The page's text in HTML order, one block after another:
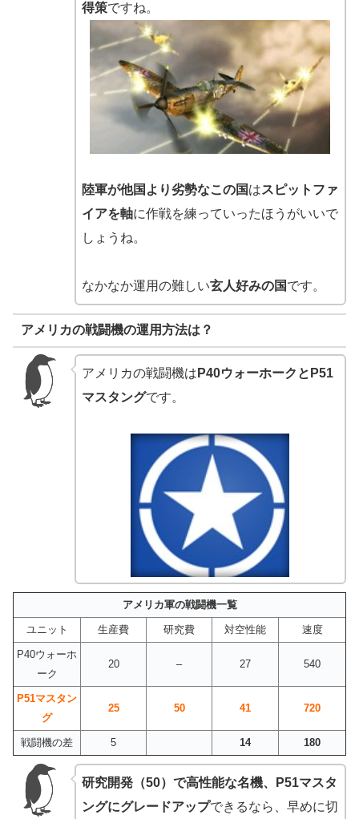
得策ですね。
陸軍が他国より劣勢なこの国はスピットファ
イアを軸に作戦を練っていったほうがいいで
しょうね。
なかなか運用の難しい玄人好みの国です。
アメリカの戦闘機の運用方法は？
アメリカの戦闘機は P40ウォーホークとP51
マスタングです。
アメリカ軍の戦闘機一覧
ユニット 生産費 研究費 対空性能 速度
P40ウォーホ
ーク
20 – 27 540
P51マスタン
グ
25 50 41 720
戦闘機の差 5 14 180
研究開発（50）で高性能な名機、P51マスタ
ングにグレードアップできるなら、早めに切